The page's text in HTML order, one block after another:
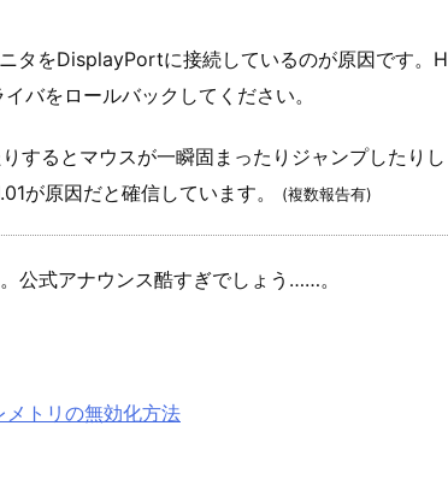
タをDisplayPortに接続しているのが原因です。H
バをロールバックしてください。
するとマウスが一瞬固まったりジャンプしたりし
が原因だと確信しています。
(複数報告有)
公式アナウンス酷すぎでしょう……。
メトリの無効化方法